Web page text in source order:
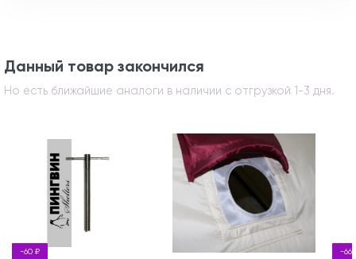
Данный товар закончился
Но есть ближайшие аналоги в наличии с отгрузкой 1-3 дня.
-60 ₽ -66